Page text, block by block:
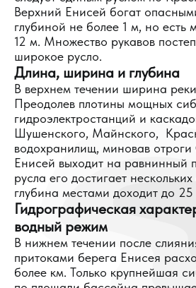
Верхний Енисей богат
глубиной не более 1 м, но есть
12 м. Множество рукавов
широкое русло.
Длина, ширина и глубина
В верхнем течении ширина
Преодолев плотины мощных
гидроэлектростанций и
Шушенского, Майнского,
водохранилищ, миновав отроги
Енисей выходит на равнинный
русла его достигает
глубина местами доходит до 25
Гидрографическая
водный режим
В нижнем течении после
притоками берега Енисея
более км. Только крупнейшая